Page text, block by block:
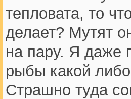
тепловата, то
делает? Мутят
на пару. Я даже
рыбы какой
Страшно туда